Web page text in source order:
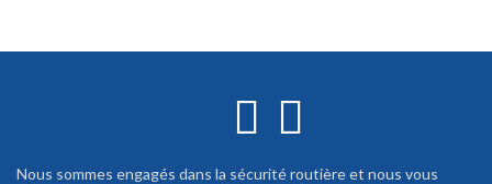
Nous sommes engagés dans la sécurité routière et nous vous